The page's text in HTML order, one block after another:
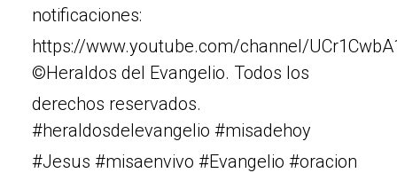
notificaciones:
https://www.youtube.com/channel/
©Heraldos del Evangelio. Todos los
derechos reservados.
#heraldosdelevangelio #misadehoy
#Jesus #misaenvivo #Evangelio #oracion